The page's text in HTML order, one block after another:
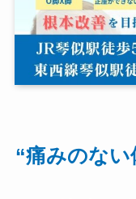
“痛みのない